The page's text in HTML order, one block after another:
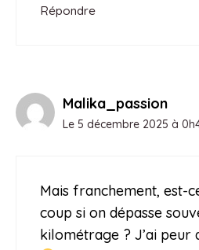
Répondre
Malika_passion
Le 5 décembre 2025 à
Mais franchement, est-
coup si on dépasse
kilométrage ? J’ai peur